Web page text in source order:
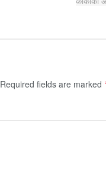
Required fields are marked